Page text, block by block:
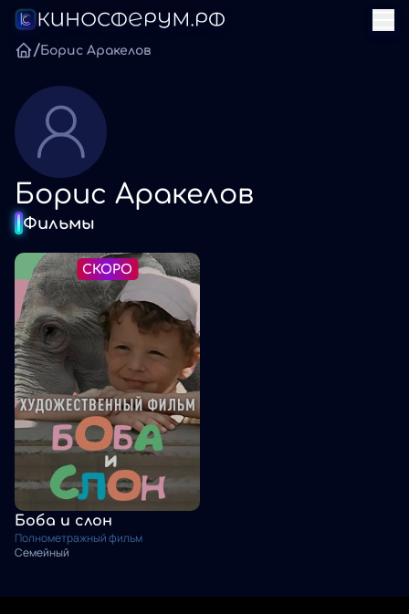
/Борис Аракелов
Борис Аракелов
Фильмы
СКОРО
Боба и слон
Полнометражный фильм
Семейный